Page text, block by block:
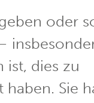
oder
ist, dies zu
Sie